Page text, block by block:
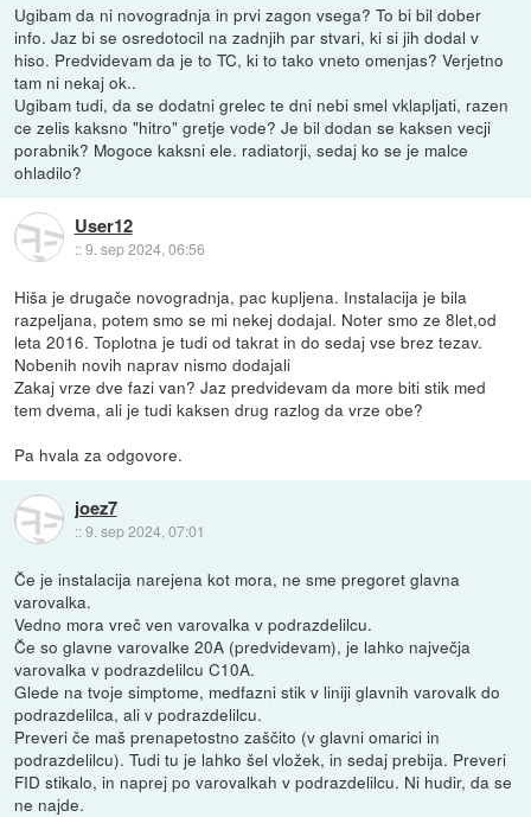
Ugibam da ni novogradnja in prvi zagon vsega? To bi bil dober
info. Jaz bi se osredotocil na zadnjih par stvari, ki si jih dodal v
hiso. Predvidevam da je to TC, ki to tako vneto omenjas? Verjetno
tam ni nekaj ok..
Ugibam tudi, da se dodatni grelec te dni nebi smel vklapljati, razen
ce zelis kaksno "hitro" gretje vode? Je bil dodan se kaksen vecji
porabnik? Mogoce kaksni ele. radiatorji, sedaj ko se je malce
ohladilo?
User12
::9. sep 2024, 06:56
Hiša je drugače novogradnja, pac kupljena. Instalacija je bila
razpeljana, potem smo se mi nekej dodajal. Noter smo ze 8let,od
leta 2016. Toplotna je tudi od takrat in do sedaj vse brez tezav.
Nobenih novih naprav nismo dodajali
Zakaj vrze dve fazi van? Jaz predvidevam da more biti stik med
tem dvema, ali je tudi kaksen drug razlog da vrze obe?
Pa hvala za odgovore.
joez7
::9. sep 2024, 07:01
Če je instalacija narejena kot mora, ne sme pregoret glavna
varovalka.
Vedno mora vreč ven varovalka v podrazdelilcu.
Če so glavne varovalke 20A (predvidevam), je lahko največja
varovalka v podrazdelilcu C10A.
Glede na tvoje simptome, medfazni stik v liniji glavnih varovalk do
podrazdelilca, ali v podrazdelilcu.
Preveri če maš prenapetostno zaščito (v glavni omarici in
podrazdelilcu). Tudi tu je lahko šel vložek, in sedaj prebija. Preveri
FID stikalo, in naprej po varovalkah v podrazdelilcu. Ni hudir, da se
ne najde.